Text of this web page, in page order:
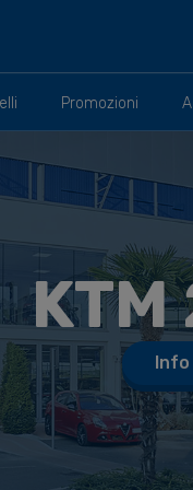
Promozioni
KTM
Info